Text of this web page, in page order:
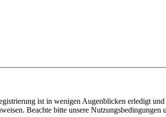
ist in wenigen Augenblicken erledigt
Beachte bitte unsere